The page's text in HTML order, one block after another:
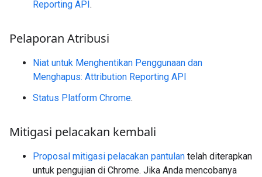
Reporting API.
Pelaporan Atribusi
Niat untuk Menghentikan Penggunaan dan
Menghapus: Attribution Reporting API
Status Platform Chrome.
Mitigasi pelacakan kembali
Proposal mitigasi pelacakan pantulan telah diterapkan
untuk pengujian di Chrome. Jika Anda mencobanya